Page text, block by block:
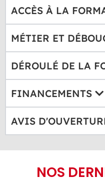
ACCÈS À LA
MÉTIER ET
DÉROULÉ DE LA
FINANCEMENTS
AVIS
NOS